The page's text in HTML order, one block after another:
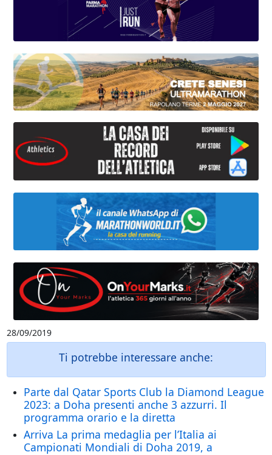
28/09/2019
Ti potrebbe interessare anche:
Parte dal Qatar Sports Club la Diamond League
2023: a Doha presenti anche 3 azzurri. Il
programma orario e la diretta
Arriva La prima medaglia per l’Italia ai
Campionati Mondiali di Doha 2019, a